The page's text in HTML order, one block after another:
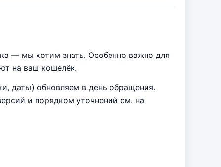
— мы хотим знать. Особенно важно для
на ваш кошелёк.
даты) обновляем в день обращения.
и порядком уточнений см. на